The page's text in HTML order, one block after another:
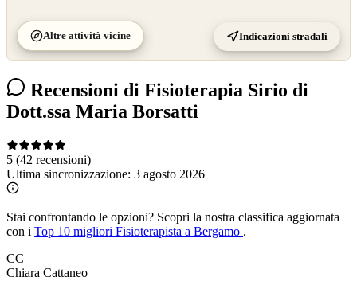
Altre attività vicine Indicazioni stradali
Recensioni di Fisioterapia Sirio di
Dott.ssa Maria Borsatti
5 (42 recensioni)
Ultima sincronizzazione: 3 agosto 2026
Stai confrontando le opzioni? Scopri la nostra classifica aggiornata
con i Top 10 migliori Fisioterapista a Bergamo .
CC
Chiara Cattaneo